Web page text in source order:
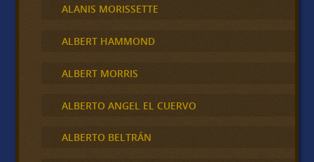
ALANIS MORISSETTE
ALBERT HAMMOND
ALBERT MORRIS
ALBERTO ANGEL EL CUERVO
ALBERTO BELTRÁN